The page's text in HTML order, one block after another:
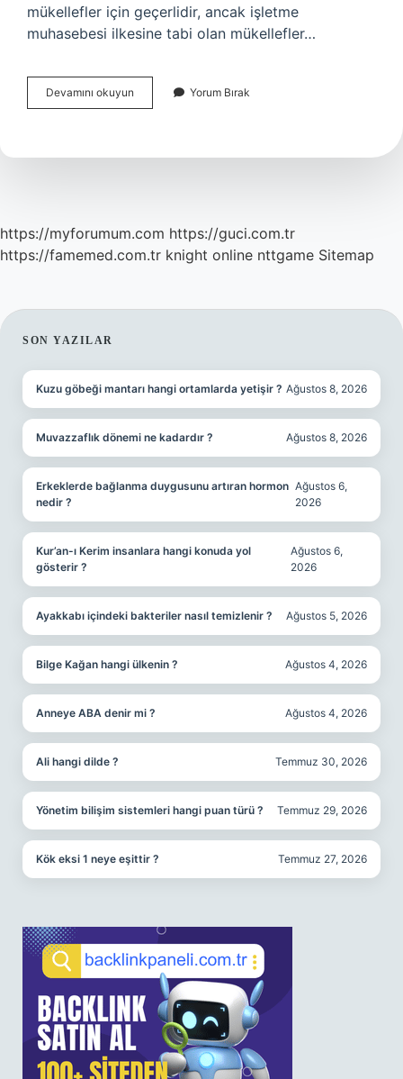
mükellefler için geçerlidir, ancak işletme
muhasebesi ilkesine tabi olan mükellefler…
Devamını okuyun
Ne
Yorum Bırak
https://myforumum.com https://guci.com.tr
https://famemed.com.tr knight online nttgame Sitemap
SIDEBAR
SON YAZILAR
Kuzu göbeği mantarı hangi ortamlarda yetişir ? Ağustos 8, 2026
Muvazzaflık dönemi ne kadardır ? Ağustos 8, 2026
Erkeklerde bağlanma duygusunu artıran hormon
nedir ?
Ağustos 6,
2026
Kur’an-ı Kerim insanlara hangi konuda yol
gösterir ?
Ağustos 6,
2026
Ayakkabı içindeki bakteriler nasıl temizlenir ? Ağustos 5, 2026
Bilge Kağan hangi ülkenin ? Ağustos 4, 2026
Anneye ABA denir mi ? Ağustos 4, 2026
Ali hangi dilde ? Temmuz 30, 2026
Yönetim bilişim sistemleri hangi puan türü ? Temmuz 29, 2026
Kök eksi 1 neye eşittir ? Temmuz 27, 2026